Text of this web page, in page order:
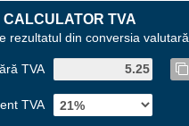
CALCULATOR TVA
rezultatul din conversia valutară
TVA
TVA